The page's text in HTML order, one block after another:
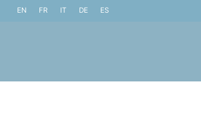
EN FR IT DE ES